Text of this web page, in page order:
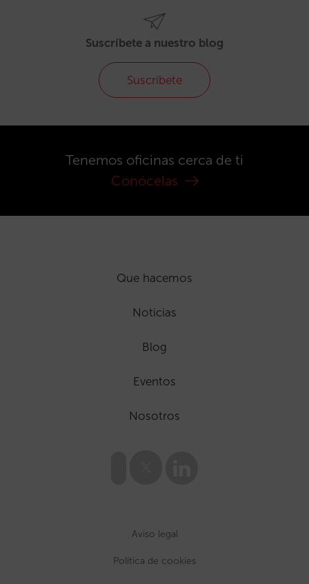
Suscríbete a nuestro blog
Suscríbete
Tenemos oficinas cerca de ti
Conócelas
Que hacemos
Noticias
Blog
Eventos
Nosotros
Aviso legal
Política de cookies